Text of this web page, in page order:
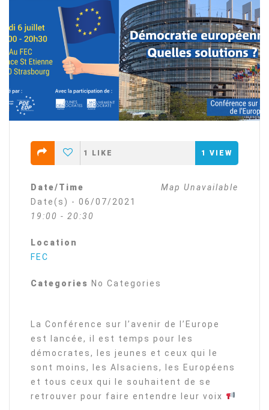
1 LIKE 1 VIEW
Map Unavailable
Date/Time
Date(s) - 06/07/2021
19:00 - 20:30
Location
FEC
Categories No Categories
La Conférence sur l’avenir de l’Europe
est lancée, il est temps pour les
démocrates, les jeunes et ceux qui le
sont moins, les Alsaciens, les Européens
et tous ceux qui le souhaitent de se
retrouver pour faire entendre leur voix